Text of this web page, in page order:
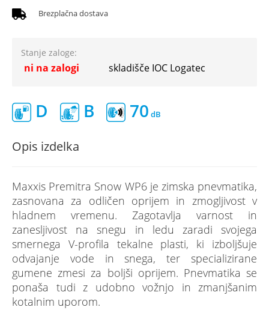
Brezplačna dostava
Stanje zaloge:
ni na zalogi skladišče IOC Logatec
D B 70
Opis izdelka
Maxxis Premitra Snow WP6 je zimska pnevmatika,
zasnovana za odličen oprijem in zmogljivost v
hladnem vremenu. Zagotavlja varnost in
zanesljivost na snegu in ledu zaradi svojega
smernega V-profila tekalne plasti, ki izboljšuje
odvajanje vode in snega, ter specializirane
gumene zmesi za boljši oprijem. Pnevmatika se
ponaša tudi z udobno vožnjo in zmanjšanim
kotalnim uporom.